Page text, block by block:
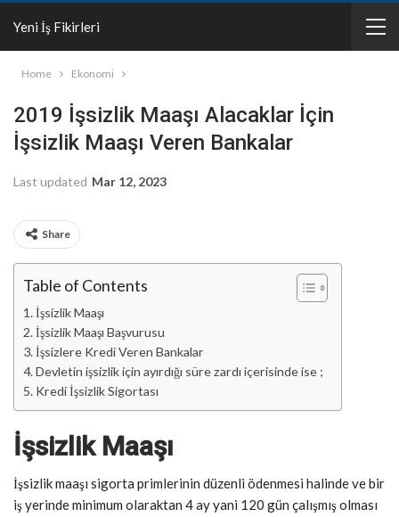
Yeni İş Fikirleri
Home Ekonomi
2019 İşsizlik Maaşı Alacaklar İçin
İşsizlik Maaşı Veren Bankalar
Last updated Mar 12, 2023
Share
Table of Contents
İşsizlik Maaşı
İşsizlik Maaşı Başvurusu
İşsizlere Kredi Veren Bankalar
Devletin işsizlik için ayırdığı süre zardı içerisinde ise ;
Kredi İşsizlik Sigortası
İşsizlik Maaşı
İşsizlik maaşı sigorta primlerinin düzenli ödenmesi halinde ve bir
iş yerinde minimum olaraktan 4 ay yani 120 gün çalışmış olması